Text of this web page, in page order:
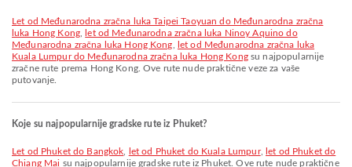
let od Međunarodna zračna luka Taipei Taoyuan do Međunarodna zračna
luka Hong Kong,
let od Međunarodna zračna luka Ninoy Aquino do
Međunarodna zračna luka Hong Kong
let od Međunarodna zračna luka
Kuala Lumpur do Međunarodna zračna luka Hong Kongsu najpopularnije
zračne rute prema Hong Kong. Ove rute nude praktične veze za vaše
putovanje.
Koje su najpopularnije gradske rute iz Phuket?
let od Phuket do Bangkok let od Phuket do Kuala Lumpur,
let od Phuket do
Chiang Mai su najpopularnije gradske rute iz Phuket. Ove rute nude praktične